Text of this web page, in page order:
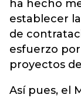
ha hecho
establecer
de
esfuerzo
proyectos
Así pues, el